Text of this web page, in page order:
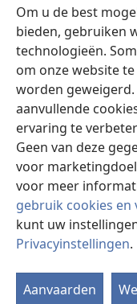
Om u de best
bieden, gebruiken
technologieën.
om onze website
worden
aanvullende
ervaring te
Geen van deze
voor
voor meer
gebruik cookies
kunt uw
Privacyinstellingen.
Aanvaarden
(opent
nieuw
venster)Watchtower
(opent
nieuw
venster)JW Hub ®
(opent
nieuw
venster)
®
Watchtower Library
Copyright © 2026 Watch
GEBRUIKSVOORWAARDEN